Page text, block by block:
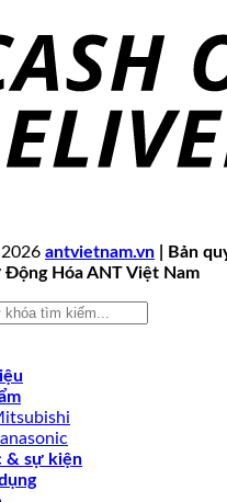
antvietnam.vn | Bản
Động Hóa ANT Việt Nam
& sự kiện